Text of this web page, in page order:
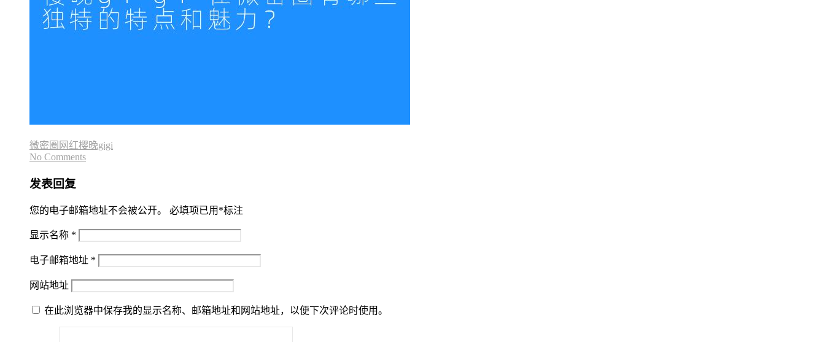
微密圈网红樱晚gigi
No Comments
发表回复
您的电子邮箱地址不会被公开。 必填项已用 *标注
显示名称 *
电子邮箱地址 *
网站地址
在此浏览器中保存我的显示名称、邮箱地址和网站地址，以便下次评论时使用。